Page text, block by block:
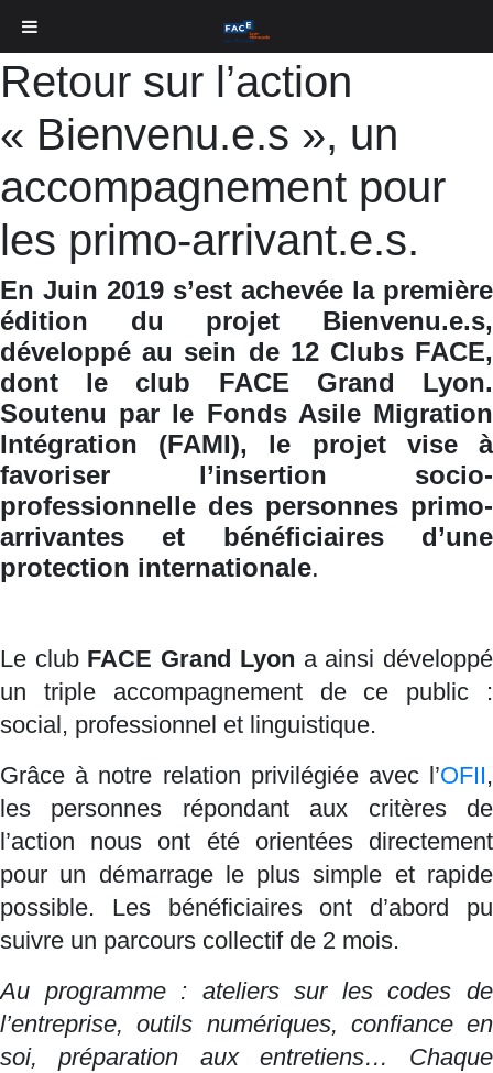
Retour sur l’action
« Bienvenu.e.s », un
accompagnement pour
les primo-arrivant.e.s.
En Juin 2019 s’est achevée la première
édition du projet Bienvenu.e.s,
développé au sein de 12 Clubs FACE,
dont le club FACE Grand Lyon.
Soutenu par le Fonds Asile Migration
Intégration (FAMI), le projet vise à
favoriser l’insertion socio-
professionnelle des personnes primo-
arrivantes et bénéficiaires d’une
protection internationale.
Le club FACE Grand Lyon a ainsi développé
un triple accompagnement de ce public :
social, professionnel et linguistique.
Grâce à notre relation privilégiée avec l’OFII,
les personnes répondant aux critères de
l’action nous ont été orientées directement
pour un démarrage le plus simple et rapide
possible. Les bénéficiaires ont d’abord pu
suivre un parcours collectif de 2 mois.
Au programme : ateliers sur les codes de
l’entreprise, outils numériques, confiance en
soi, préparation aux entretiens… Chaque